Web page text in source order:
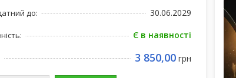
до: 30.06.2029
Є в наявності
3 850,00грн